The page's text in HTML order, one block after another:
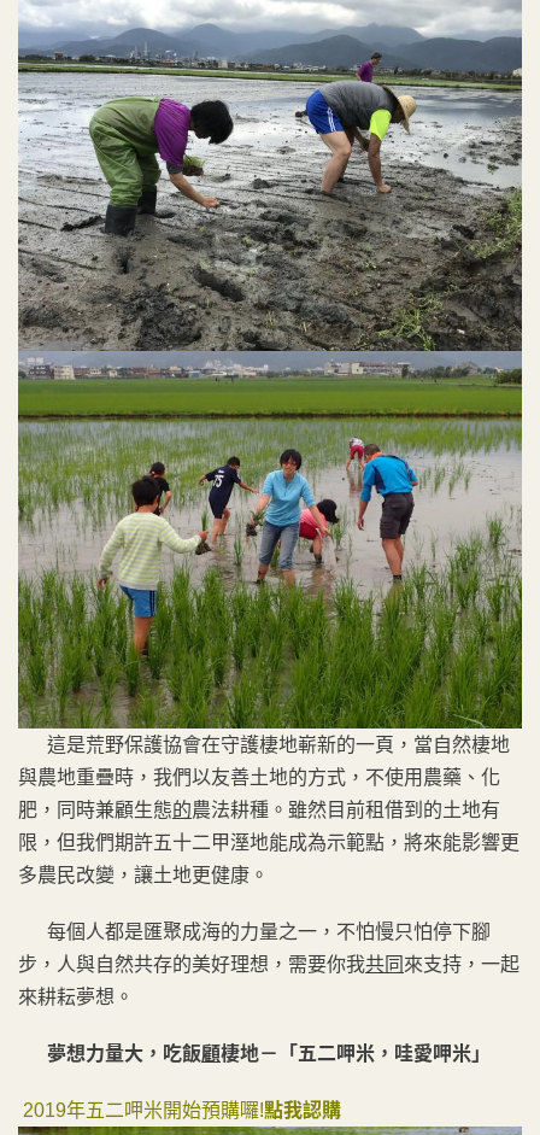
這是荒野保護協會在守護棲地嶄新的一頁，當自然棲地
與農地重疊時，我們以友善土地的方式，不使用農藥、化
肥，同時兼顧生態的農法耕種。雖然目前租借到的土地有
限，但我們期許五十二甲溼地能成為示範點，將來能影響更
多農民改變，讓土地更健康。
每個人都是匯聚成海的力量之一，不怕慢只怕停下腳
步，人與自然共存的美好理想，需要你我共同 來支持，一起
來耕耘夢想。
夢想力量大，吃飯顧棲地－「五二呷米，哇愛呷米」
2019年五二呷米開始預購囉!點我認購